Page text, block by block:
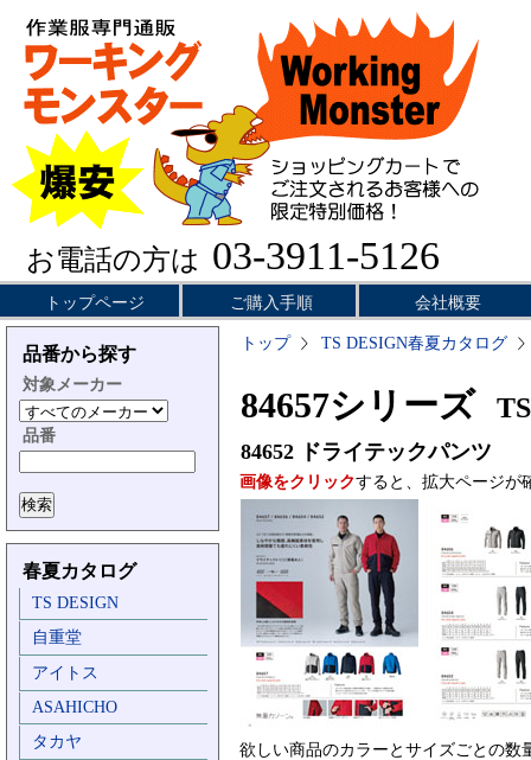
お電話の方は 03-3911-5126
トップページ ご購入手順 会社概要
品番から探す
対象メーカー
品番
春夏カタログ
TS DESIGN
自重堂
アイトス
ASAHICHO
タカヤ
トップ TS DESIGN春夏カタログ
84657シリーズ
84652 ドライテックパンツ
画像をクリックすると、拡大ページが
欲しい商品のカラーとサイズごとの数